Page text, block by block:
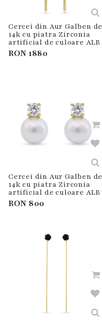
Cercei din Aur Galben de
14k cu piatra Zirconia
artificial de culoare ALB
RON1880
Cercei din Aur Galben de
14k cu piatra Zirconia
artificial de culoare ALB
RON 800